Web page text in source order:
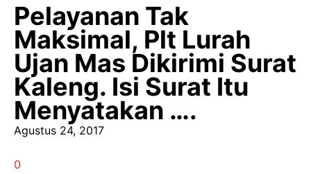
Pelayanan Tak
Maksimal, Plt Lurah
Ujan Mas Dikirimi Surat
Kaleng. Isi Surat Itu
Menyatakan ….
Agustus 24, 2017
0